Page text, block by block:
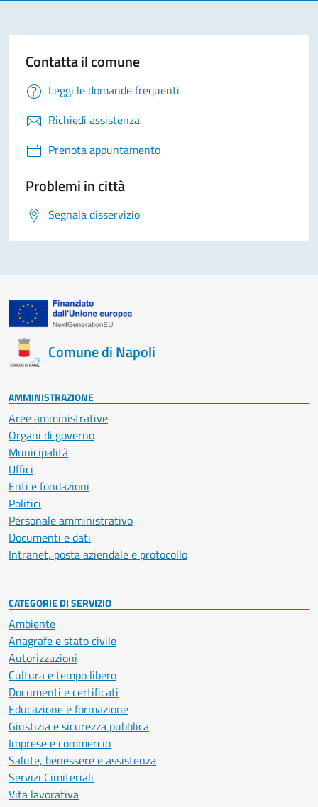
Contatta il comune
Leggi le domande frequenti
Richiedi assistenza
Prenota appuntamento
Problemi in città
Segnala disservizio
Comune di Napoli
AMMINISTRAZIONE
Aree amministrative
Organi di governo
Municipalità
Uffici
Enti e fondazioni
Politici
Personale amministrativo
Documenti e dati
Intranet, posta aziendale e protocollo
CATEGORIE DI SERVIZIO
Ambiente
Anagrafe e stato civile
Autorizzazioni
Cultura e tempo libero
Documenti e certificati
Educazione e formazione
Giustizia e sicurezza pubblica
Imprese e commercio
Salute, benessere e assistenza
Servizi Cimiteriali
Vita lavorativa